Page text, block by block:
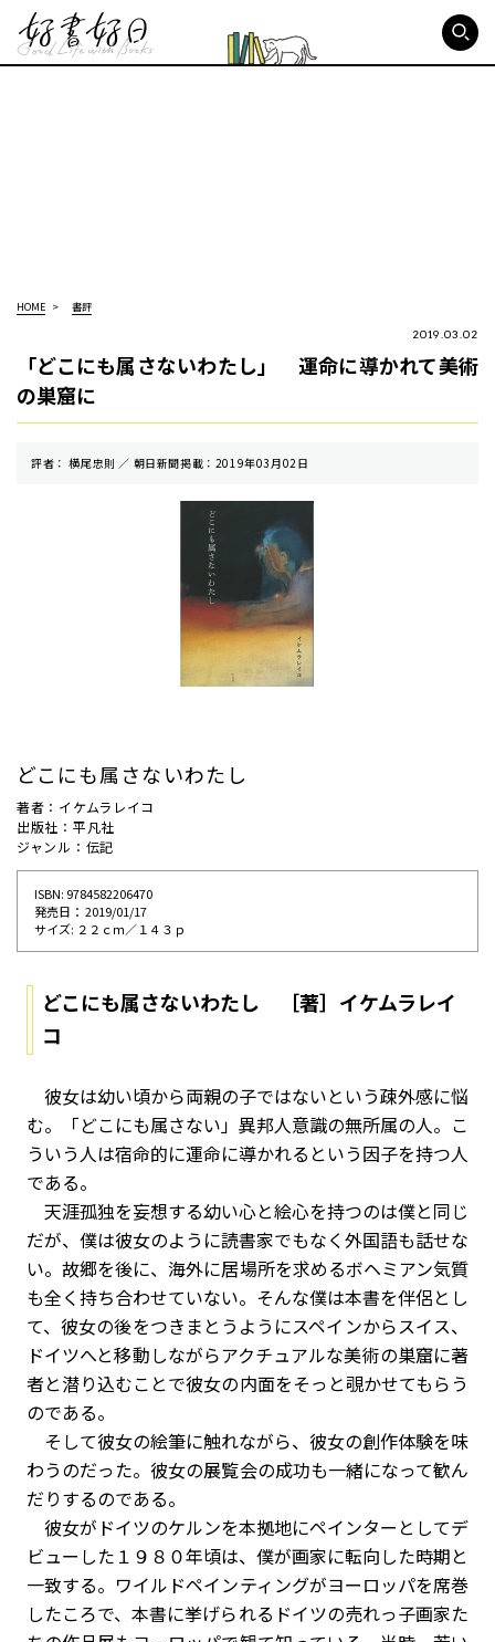
HOME 書評
2019.03.02
「どこにも属さないわたし」 運命に導かれて美術
の巣窟に
評者： 横尾忠則 ／ 朝⽇新聞掲載：2019年03月02日
どこにも属さないわたし
著者：イケムラレイコ
出版社：平凡社
ジャンル：伝記
ISBN: 9784582206470
発売⽇： 2019/01/17
サイズ: ２２ｃｍ／１４３ｐ
どこにも属さないわたし ［著］イケムラレイ
コ
彼女は幼い頃から両親の子ではないという疎外感に悩
む。「どこにも属さない」異邦人意識の無所属の人。こ
ういう人は宿命的に運命に導かれるという因子を持つ人
である。
天涯孤独を妄想する幼い心と絵心を持つのは僕と同じ
だが、僕は彼女のように読書家でもなく外国語も話せな
い。故郷を後に、海外に居場所を求めるボヘミアン気質
も全く持ち合わせていない。そんな僕は本書を伴侶とし
て、彼女の後をつきまとうようにスペインからスイス、
ドイツへと移動しながらアクチュアルな美術の巣窟に著
者と潜り込むことで彼女の内面をそっと覗かせてもらう
のである。
そして彼女の絵筆に触れながら、彼女の創作体験を味
わうのだった。彼女の展覧会の成功も一緒になって歓ん
だりするのである。
彼女がドイツのケルンを本拠地にペインターとしてデ
ビューした１９８０年頃は、僕が画家に転向した時期と
一致する。ワイルドペインティングがヨーロッパを席巻
したころで、本書に挙げられるドイツの売れっ子画家た